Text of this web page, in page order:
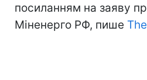
посиланням на заяву
Міненерго РФ, пише